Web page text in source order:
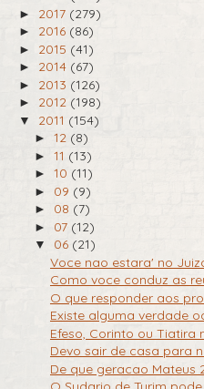
► 2017 (279)
► 2016 (86)
► 2015 (41)
► 2014 (67)
► 2013 (126)
► 2012 (198)
▼ 2011 (154)
► 12 (8)
► 11 (13)
► 10 (11)
► 09 (9)
► 08 (7)
► 07 (12)
▼ 06 (21)
Voce nao estara' no
Como voce conduz as
O que responder aos
Existe alguma verdade
Efeso, Corinto ou Tiatira
Devo sair de casa para
De que geracao Mateus